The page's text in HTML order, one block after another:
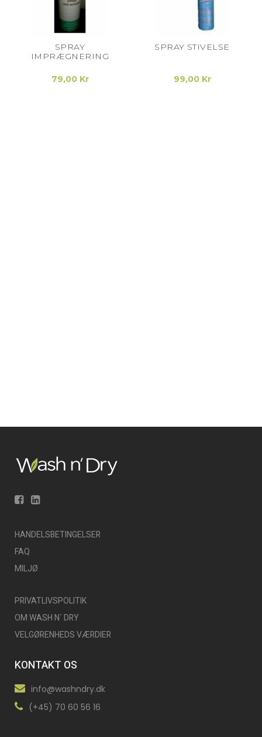
SPRAY
IMPRÆGNERING
79,00 Kr
SPRAY STIVELSE
99,00 Kr
HANDELSBETINGELSER
FAQ
MILJØ
PRIVATLIVSPOLITIK
OM WASH N´ DRY
VELGØRENHEDS VÆRDIER
KONTAKT OS
info@washndry.dk
(+45) 70 60 56 16